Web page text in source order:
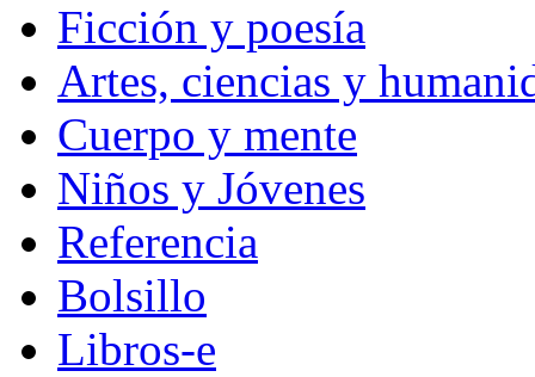
Ficción y poesía
Artes, ciencias y
Cuerpo y mente
Niños y Jóvenes
Referencia
Bolsillo
Libros-e